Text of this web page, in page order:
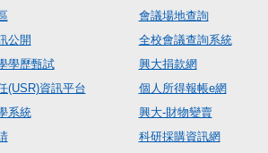
公開
學歷甄試
(USR)資訊平台
系統
會議場地查詢
全校會議查詢系統
興大捐款網
個人所得報帳e網
興大-財物變賣
科研採購資訊網